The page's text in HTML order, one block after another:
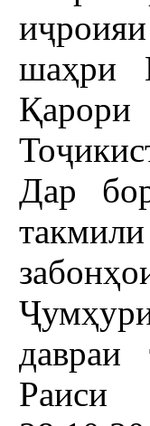
шаҳри
Дар